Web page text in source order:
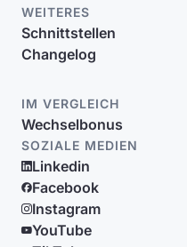
WEITERES
Schnittstellen
Changelog
IM VERGLEICH
Wechselbonus
SOZIALE MEDIEN
Linkedin
Facebook
Instagram
YouTube